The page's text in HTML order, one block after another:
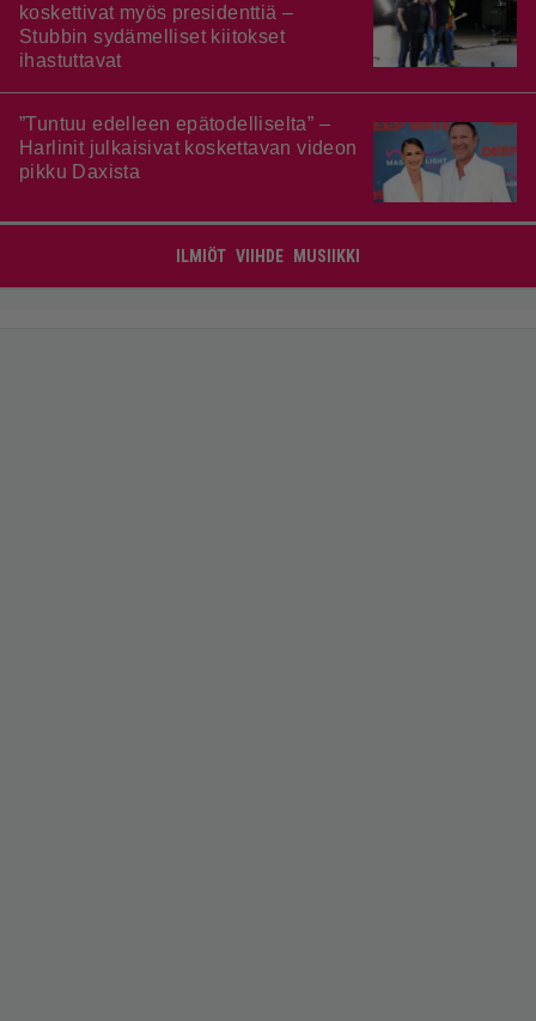
koskettivat myös presidenttiä –
Stubbin sydämelliset kiitokset
ihastuttavat
”Tuntuu edelleen epätodelliselta” –
Harlinit julkaisivat koskettavan videon
pikku Daxista
ILMIÖT VIIHDE MUSIIKKI